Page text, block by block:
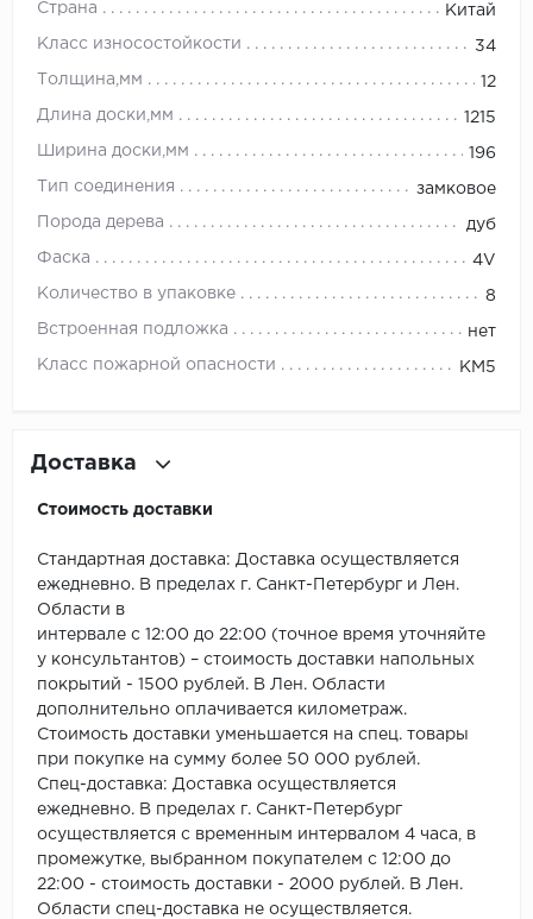
Novafloor
Primavera
ROYCE
SPC
SPC Kronostep
SPC Promo
SPC Stronghold
TANTO
Tarkett
Страна Китай
Класс износостойкости 34
Толщина,мм 12
Длина доски,мм 1215
Ширина доски,мм 196
Тип соединения замковое
Порода дерева дуб
Фаска 4V
Количество в упаковке 8
Встроенная подложка нет
Класс пожарной опасности КМ5
Доставка
Стоимость доставки
Стандартная доставка: Доставка осуществляется
ежедневно. В пределах г. Санкт-Петербург и Лен.
Области в
интервале с 12:00 до 22:00 (точное время уточняйте
у консультантов) – стоимость доставки напольных
покрытий - 1500 рублей. В Лен. Области
дополнительно оплачивается километраж.
Стоимость доставки уменьшается на спец. товары
при покупке на сумму более 50 000 рублей.
Спец-доставка: Доставка осуществляется
ежедневно. В пределах г. Санкт-Петербург
осуществляется с временным интервалом 4 часа, в
промежутке, выбранном покупателем с 12:00 до
22:00 - стоимость доставки - 2000 рублей. В Лен.
Области спец-доставка не осуществляется.